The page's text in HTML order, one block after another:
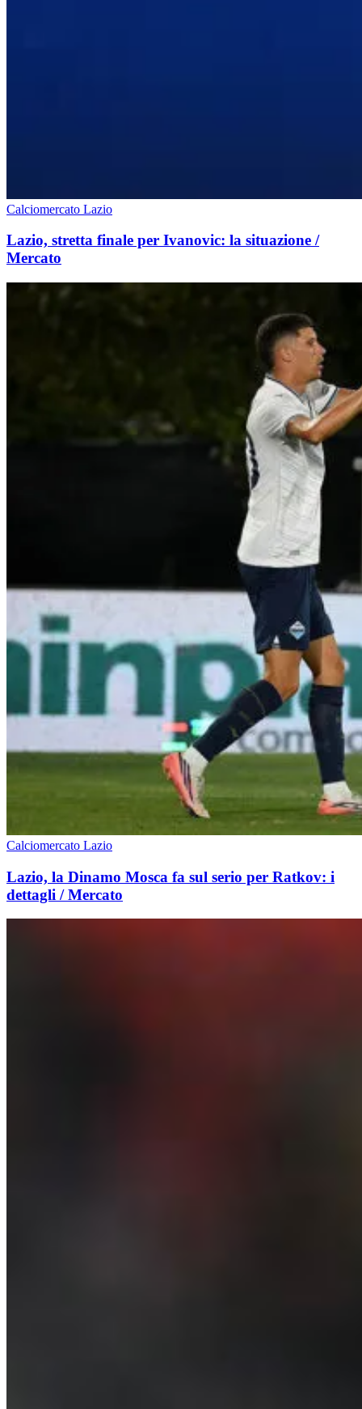
Calciomercato Lazio
Lazio, stretta finale per Ivanovic: la situazione /
Mercato
Calciomercato Lazio
Lazio, la Dinamo Mosca fa sul serio per Ratkov: i
dettagli / Mercato